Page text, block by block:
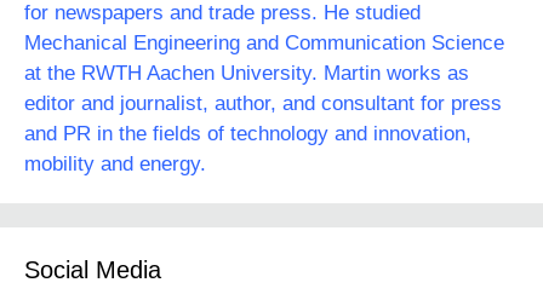
for newspapers and trade press. He studied
Mechanical Engineering and Communication Science
at the RWTH Aachen University. Martin works as
editor and journalist, author, and consultant for press
and PR in the fields of technology and innovation,
mobility and energy.
Social Media